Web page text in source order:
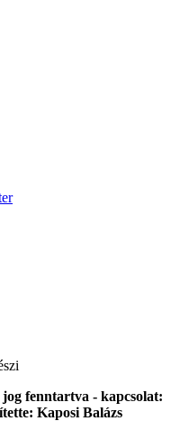
fenntartva - kapcsolat:
Kaposi Balázs